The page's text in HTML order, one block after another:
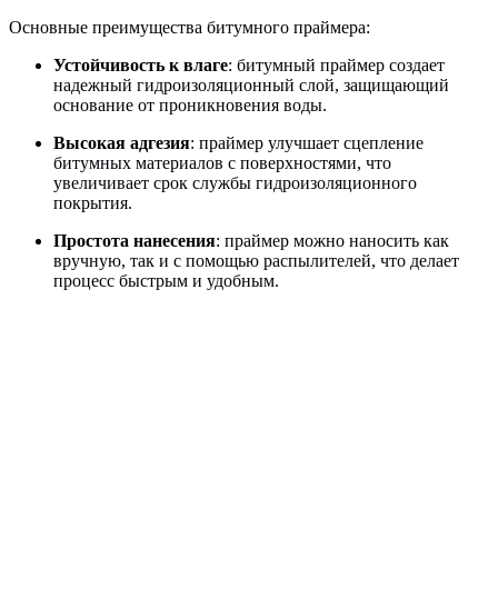
Основные преимущества битумного праймера:
Устойчивость к влаге: битумный праймер создает
надежный гидроизоляционный слой, защищающий
основание от проникновения воды.
Высокая адгезия: праймер улучшает сцепление
битумных материалов с поверхностями, что
увеличивает срок службы гидроизоляционного
покрытия.
Простота нанесения: праймер можно наносить как
вручную, так и с помощью распылителей, что делает
процесс быстрым и удобным.